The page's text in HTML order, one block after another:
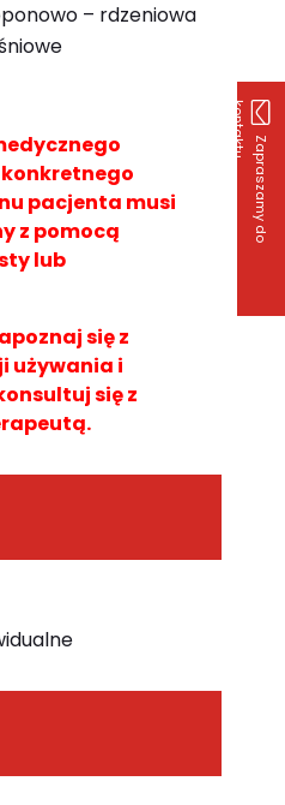
Z
a
p
r
a
s
z
a
m
y
d
o
k
o
n
t
a
k
t
u
– rdzeniowa
pacjenta musi
z pomocą
lub
się z
używania i
się z